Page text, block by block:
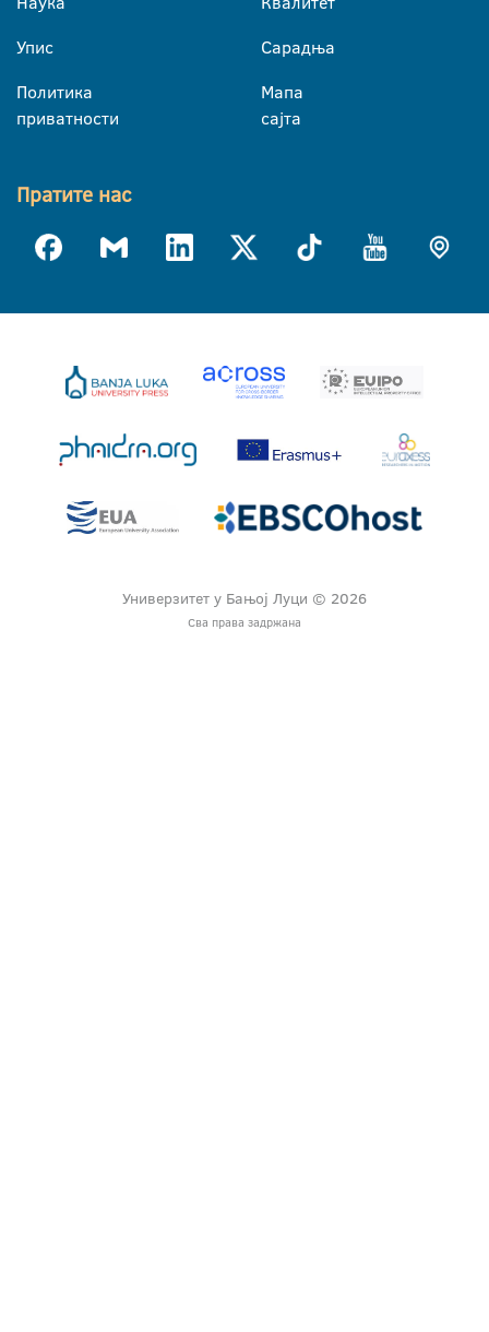
Упис
Политика
приватности
Сарадња
Мапа
сајта
Пратите нас
Универзитет у Бањој Луци © 2026
Сва права задржана